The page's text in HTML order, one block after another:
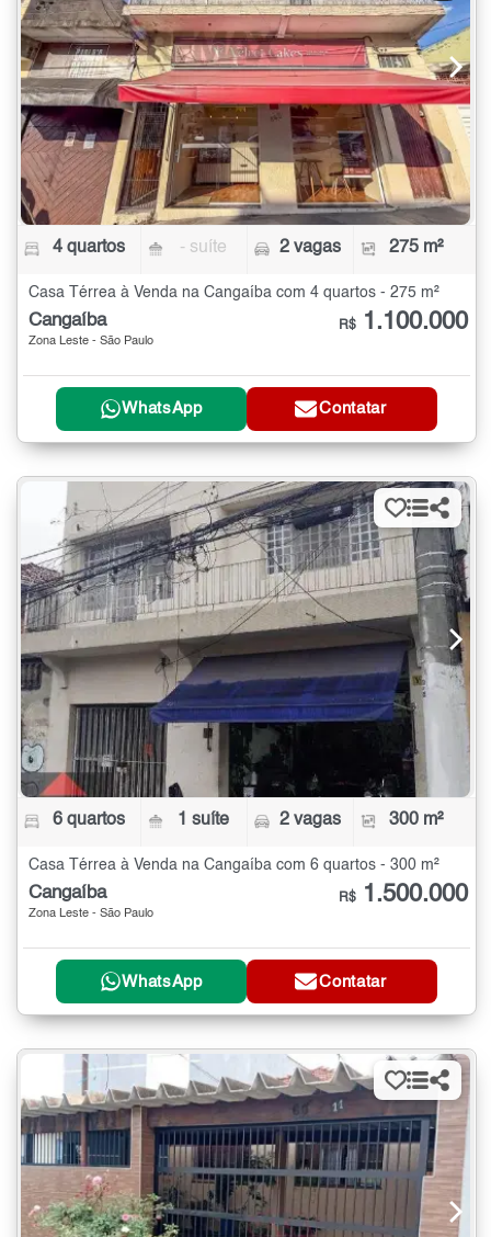
4 quartos - suíte 2 vagas 275 m²
Casa Térrea à Venda na Cangaíba com 4 quartos - 275 m²
Cangaíba
Zona Leste - São Paulo
R$ 1.100.000
WhatsApp Contatar
6 quartos 1 suíte 2 vagas 300 m²
Casa Térrea à Venda na Cangaíba com 6 quartos - 300 m²
Cangaíba
Zona Leste - São Paulo
R$ 1.500.000
WhatsApp Contatar